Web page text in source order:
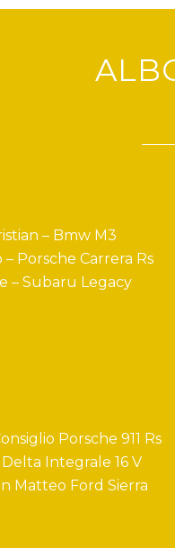
– Bmw M3
Porsche Carrera Rs
– Subaru Legacy
Porsche 911 Rs
Delta Integrale 16 V
Matteo Ford Sierra